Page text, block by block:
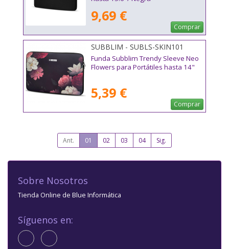
9,69 €
Comprar
SUBBLIM - SUBLS-SKIN101
Funda Subblim Trendy Sleeve Neo
Flowers para Portátiles hasta 14"
5,39 €
Comprar
Ant. 01 02 03 04 Sig.
Sobre Nosotros
Tienda Online de Blue Informática
Síguenos en: